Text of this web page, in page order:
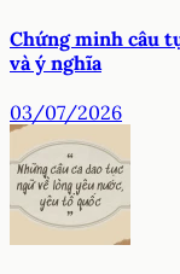
Chứng minh câu
và ý nghĩa
03/07/2026